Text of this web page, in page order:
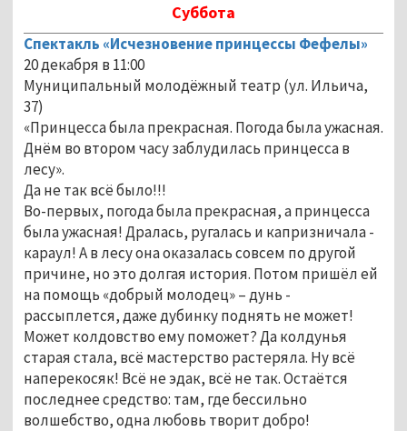
Суббота
Спектакль «Исчезновение принцессы Фефелы»
20 декабря в 11:00
Муниципальный молодёжный театр (ул. Ильича,
37)
«Принцесса была прекрасная. Погода была ужасная.
Днём во втором часу заблудилась принцесса в
лесу».
Да не так всё было!!!
Во-первых, погода была прекрасная, а принцесса
была ужасная! Дралась, ругалась и капризничала -
караул! А в лесу она оказалась совсем по другой
причине, но это долгая история. Потом пришёл ей
на помощь «добрый молодец» – дунь -
рассыплется, даже дубинку поднять не может!
Может колдовство ему поможет? Да колдунья
старая стала, всё мастерство растеряла. Ну всё
наперекосяк! Всё не эдак, всё не так. Остаётся
последнее средство: там, где бессильно
волшебство, одна любовь творит добро!